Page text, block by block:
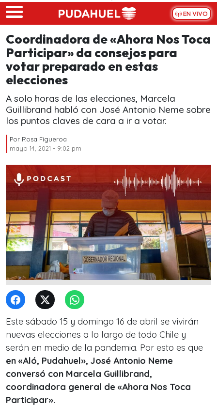
Skip to main content
EN VIVO
Coordinadora de «Ahora Nos Toca
Participar» da consejos para
votar preparado en estas
elecciones
A solo horas de las elecciones, Marcela
Guillibrand habló con José Antonio Neme sobre
los puntos claves de cara a ir a votar.
Por Rosa Figueroa
mayo 14, 2021 - 9:02 pm
Este sábado 15 y domingo 16 de abril se vivirán
nuevas elecciones a lo largo de todo Chile y
serán en medio de la pandemia. Por esto es que
en «Aló, Pudahuel», José Antonio Neme
conversó con Marcela Guillibrand,
coordinadora general de «Ahora Nos Toca
Participar».